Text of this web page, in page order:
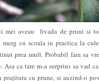
mei aveau livada de pruni si
cu scoala in practica la
prea mult. Probabil fara sa
ca tare m-a surprins sa vad
cu prune, si auzind-o